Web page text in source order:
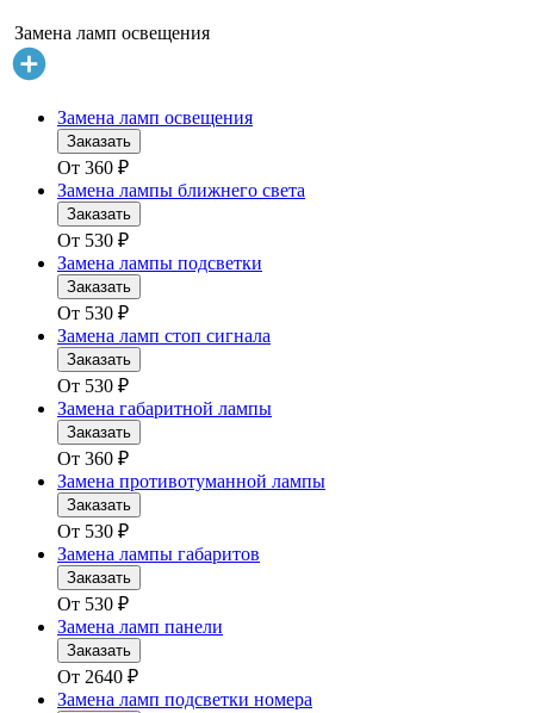
Замена ламп освещения
Замена ламп освещения
Заказать
От 360 ₽
Замена лампы ближнего света
Заказать
От 530 ₽
Замена лампы подсветки
Заказать
От 530 ₽
Замена ламп стоп сигнала
Заказать
От 530 ₽
Замена габаритной лампы
Заказать
От 360 ₽
Замена противотуманной лампы
Заказать
От 530 ₽
Замена лампы габаритов
Заказать
От 530 ₽
Замена ламп панели
Заказать
От 2640 ₽
Замена ламп подсветки номера